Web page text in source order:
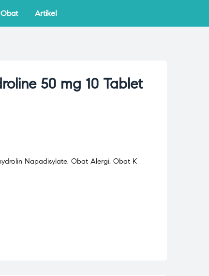
Obat Artikel
50 mg 10 Tablet
Napadisylate, Obat Alergi, Obat K